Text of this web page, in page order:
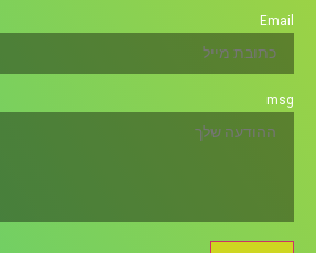
Email
msg